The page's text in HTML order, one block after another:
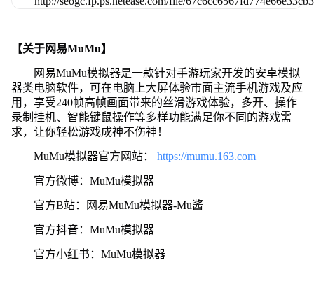
【关于网易MuMu】
网易MuMu模拟器是一款针对手游玩家开发的安卓模拟
器类电脑软件，可在电脑上大屏体验市面主流手机游戏及应
用，享受240帧高帧画面带来的丝滑游戏体验，多开、操作
录制挂机、智能键鼠操作等多样功能满足你不同的游戏需
求，让你轻松游戏成神不伤神！
MuMu模拟器官方网站： https://mumu.163.com
官方微博：MuMu模拟器
官方B站：网易MuMu模拟器-Mu酱
官方抖音：MuMu模拟器
官方小红书：MuMu模拟器